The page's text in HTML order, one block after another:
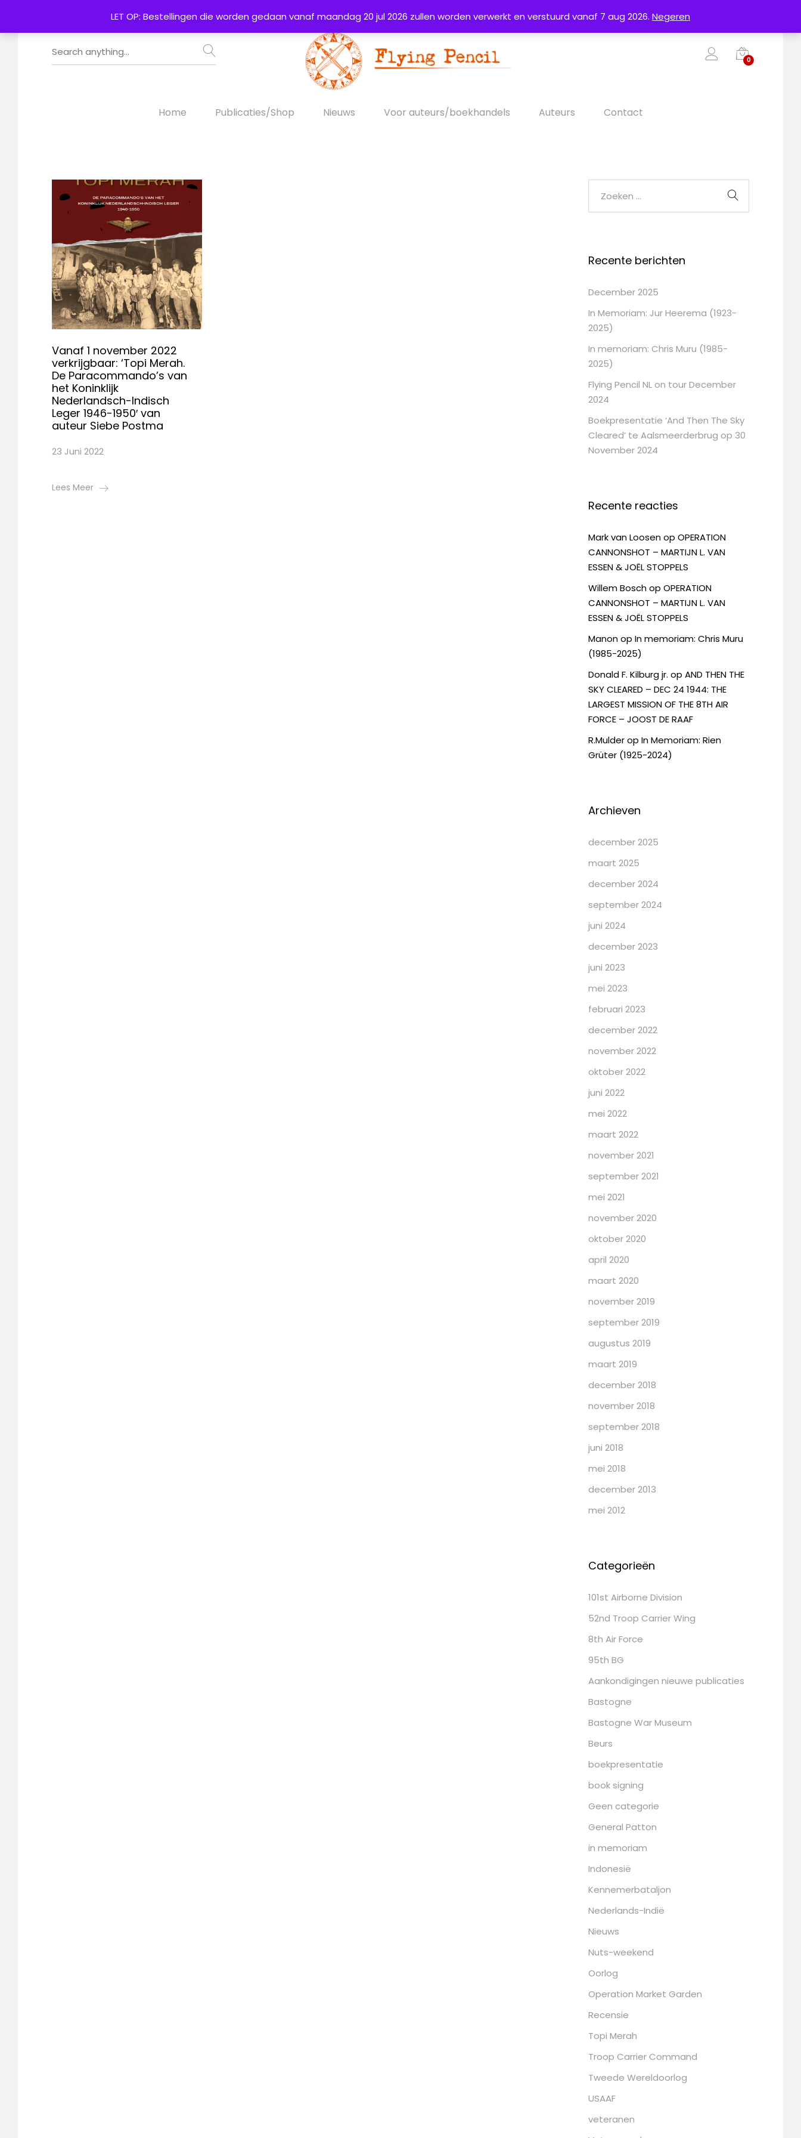
0
Home Publicaties/Shop Nieuws Voor auteurs/boekhandels Auteurs Contact
Vanaf 1 november 2022
verkrijgbaar: ‘Topi Merah.
De Paracommando’s van
het Koninklijk
Nederlandsch-Indisch
Leger 1946-1950′ van
auteur Siebe Postma
23 Juni 2022
Lees Meer
Recente berichten
December 2025
In Memoriam: Jur Heerema (1923-
2025)
In memoriam: Chris Muru (1985-
2025)
Flying Pencil NL on tour December
2024
Boekpresentatie ‘And Then The Sky
Cleared’ te Aalsmeerderbrug op 30
November 2024
Recente reacties
Mark van Loosenop OPERATION
CANNONSHOT – MARTIJN L. VAN
ESSEN & JOËL STOPPELS
Willem Boschop OPERATION
CANNONSHOT – MARTIJN L. VAN
ESSEN & JOËL STOPPELS
Manonop In memoriam: Chris Muru
(1985-2025)
Donald F. Kilburg jr. op AND THEN THE
SKY CLEARED – DEC 24 1944: THE
LARGEST MISSION OF THE 8TH AIR
FORCE – JOOST DE RAAF
R.Mulderop In Memoriam: Rien
Grüter (1925-2024)
Archieven
december 2025
maart 2025
december 2024
september 2024
juni 2024
december 2023
juni 2023
mei 2023
februari 2023
december 2022
november 2022
oktober 2022
juni 2022
mei 2022
maart 2022
november 2021
september 2021
mei 2021
november 2020
oktober 2020
april 2020
maart 2020
november 2019
september 2019
augustus 2019
maart 2019
december 2018
november 2018
september 2018
juni 2018
mei 2018
december 2013
mei 2012
Categorieën
101st Airborne Division
52nd Troop Carrier Wing
8th Air Force
95th BG
Aankondigingen nieuwe publicaties
Bastogne
Bastogne War Museum
Beurs
boekpresentatie
book signing
Geen categorie
General Patton
in memoriam
Indonesië
Kennemerbataljon
Nederlands-Indië
Nieuws
Nuts-weekend
Oorlog
Operation Market Garden
Recensie
Topi Merah
Troop Carrier Command
Tweede Wereldoorlog
USAAF
veteranen
LET OP: Bestellingen die worden gedaan vanaf maandag 20 jul 2026 zullen worden verwerkt en verstuurd vanaf 7 aug 2026. Negeren